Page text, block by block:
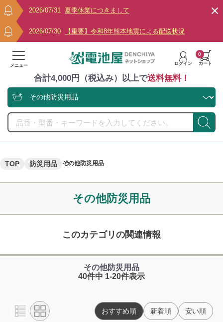
2026/07/31 夏季休業につきまして
2026/07/30 【重要】令和8年熊本地震による配送状況
メニュー ログイン カート
0
合計4,000円（税込み）以上で送料無料！
TOP 防災用品 その他防災用品
その他防災用品
このカテゴリの関連情報
その他防災用品
40件中 1-20件表示
おすすめ順 新着順 安い順